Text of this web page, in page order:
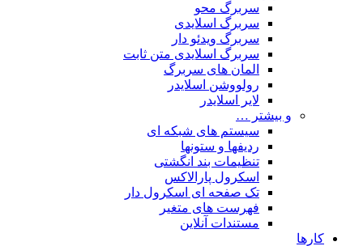
سربرگ محو
سربرگ اسلایدی
سربرگ ویدئو دار
سربرگ اسلایدی متن ثابت
المان های سربرگ
رولووشن اسلایدر
لایر اسلایدر
و بیشتر …
سیستم های شبکه ای
ردیفها و ستونها
تنظیمات بند انگشتی
اسکرول پارالاکس
تک صفحه ای اسکرول دار
فهرست های متغیر
مستندات آنلاین
کارها